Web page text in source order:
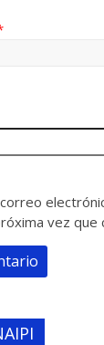
vez que